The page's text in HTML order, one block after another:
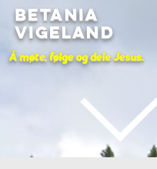
Betania
Vigeland
Å møte, følge og dele Jesus.